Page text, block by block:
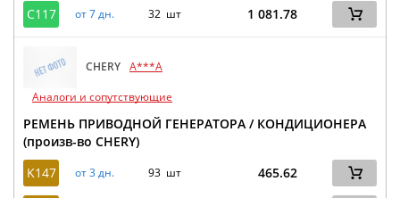
C117 от 7 дн. 32 шт 1 081.78
CHERY A***A
Аналоги и сопутствующие
РЕМЕНЬ ПРИВОДНОЙ ГЕНЕРАТОРА / КОНДИЦИОНЕРА
(произв-во CHERY)
K147
от 3 дн. 93 шт 465.62